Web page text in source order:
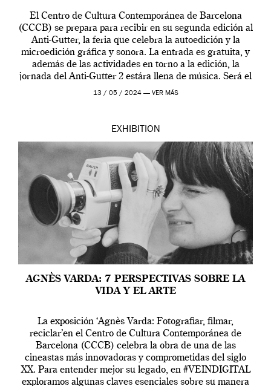
El Centro de Cultura Contemporánea de Barcelona
(CCCB) se prepara para recibir en su segunda edición al
Anti-Gutter, la feria que celebra la autoedición y la
microedición gráfica y sonora. La entrada es gratuita, y
además de las actividades en torno a la edición, la
jornada del Anti-Gutter 2 estára llena de música. Será el
[…]
13 / 05 / 2024 — VER MÁS
EXHIBITION
AGNÈS VARDA: 7 PERSPECTIVAS SOBRE LA
VIDA Y EL ARTE
La exposición ‘Agnès Varda: Fotografiar, filmar,
reciclar’en el Centro de Cultura Contemporánea de
Barcelona (CCCB) celebra la obra de una de las
cineastas más innovadoras y comprometidas del siglo
XX. Para entender mejor su legado, en #VEINDIGITAL
exploramos algunas claves esenciales sobre su manera